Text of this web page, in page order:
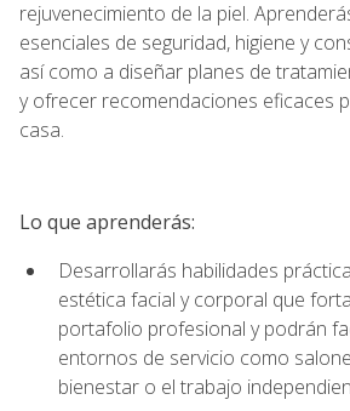
rejuvenecimiento de la piel.
esenciales de seguridad, higiene y
así como a diseñar planes de
y ofrecer recomendaciones eficaces
casa.
Lo que aprenderás:
Desarrollarás habilidades
estética facial y corporal que
portafolio profesional y podrán
entornos de servicio como
bienestar o el trabajo